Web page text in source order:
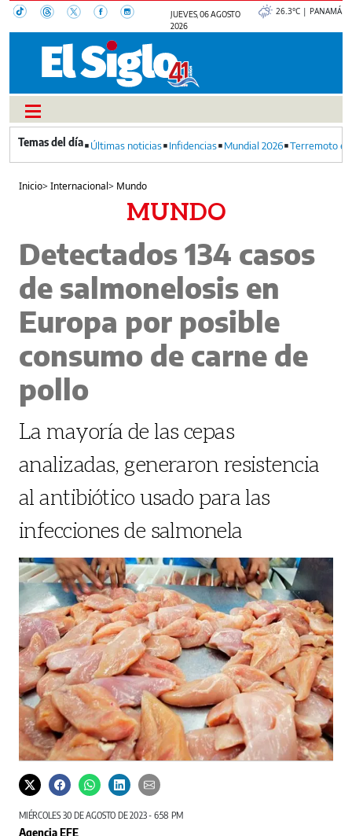
JUEVES, 06 AGOSTO
2026
26.3°C | PANAMÁ
Últimas noticias Infidencias Mundial 2026 Terremoto
Inicio>Internacional> Mundo
MUNDO
Detectados 134 casos
de salmonelosis en
Europa por posible
consumo de carne de
pollo
La mayoría de las cepas
analizadas, generaron resistencia
al antibiótico usado para las
infecciones de salmonela
MIÉRCOLES 30 DE AGOSTO DE 2023 - 6:58 PM
Agencia EFE